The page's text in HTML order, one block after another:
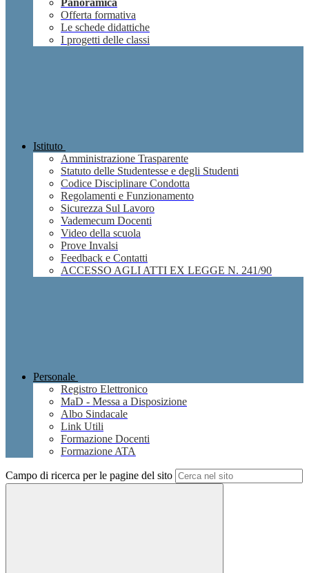
Panoramica
Offerta formativa
Le schede didattiche
I progetti delle classi
Istituto
Amministrazione Trasparente
Statuto delle Studentesse e degli Studenti
Codice Disciplinare Condotta
Regolamenti e Funzionamento
Sicurezza Sul Lavoro
Vademecum Docenti
Video della scuola
Prove Invalsi
Feedback e Contatti
ACCESSO AGLI ATTI EX LEGGE N. 241/90
Personale
Registro Elettronico
MaD - Messa a Disposizione
Albo Sindacale
Link Utili
Formazione Docenti
Formazione ATA
Campo di ricerca per le pagine del sito